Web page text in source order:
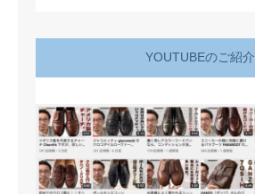
YOUTUBEのご紹介